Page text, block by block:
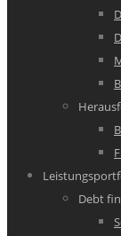
Debt